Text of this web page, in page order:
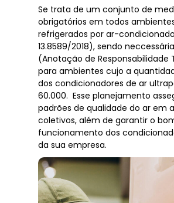
Se trata de um conjunto de
obrigatórios em todos
refrigerados por ar-
13.8589/2018), sendo
(Anotação de Responsabilidade
para ambientes cujo a
dos condicionadores de ar
60.000. Esse planejamento
padrões de qualidade do ar em
coletivos, além de garantir o
funcionamento dos
da sua empresa.